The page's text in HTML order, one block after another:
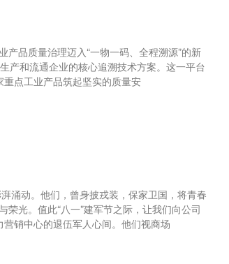
品质量治理迈入“一物一码、全程溯源”的新
产和流通企业的核心追溯技术方案。这一平台
点工业产品筑起坚实的质量安
涌动。他们，曾身披戎装，保家卫国，将青春
荣光。值此“八一”建军节之际，让我们向公司
销中心的退伍军人心间。他们视商场